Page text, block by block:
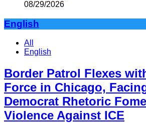
08/29/2026
English
All
English
Border Patrol Flexes
Force in Chicago,
Democrat Rhetoric
Violence Against ICE